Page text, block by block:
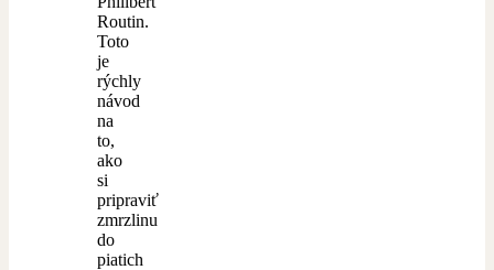
Routin.
Toto
je
rýchly
návod
na
to,
ako
si
pripraviť
zmrzlinu
do
piatich